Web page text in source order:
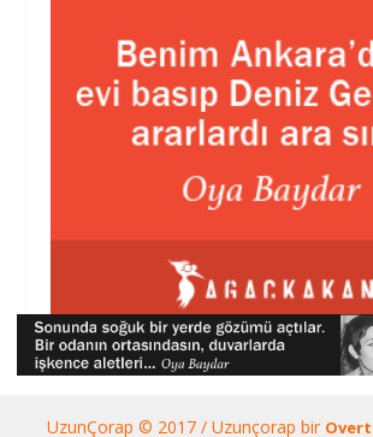
UzunÇorap © 2017 / Uzunçorap bir